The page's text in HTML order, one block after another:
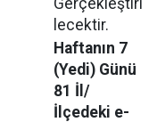
lecektir.
Haftanın 7
(Yedi) Günü
81 İl/
İlçedeki e-